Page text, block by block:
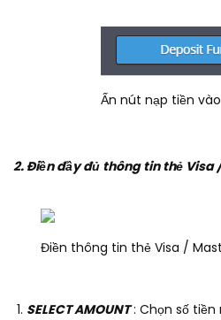
Ấn nút nạp tiền
2. Điền đầy đủ thông tin thẻ
Điền thông tin thẻ Visa /
SELECT AMOUNT: Chọn số tiền